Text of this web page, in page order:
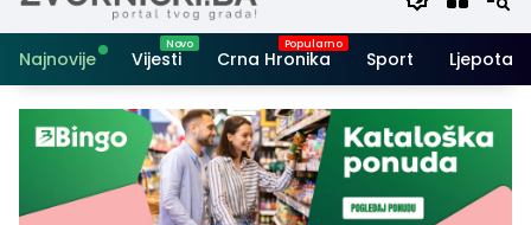
Najnovije Vijesti Crna Hronika Sport Ljepota i